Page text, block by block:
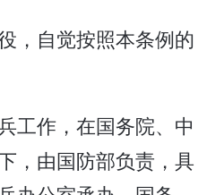
，自觉按照本条例的
工作，在国务院、中
，由国防部负责，具